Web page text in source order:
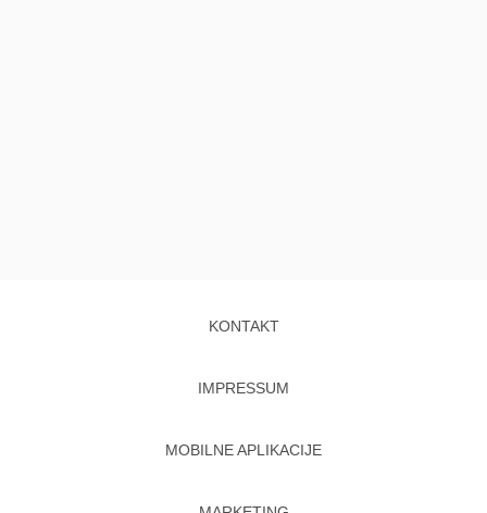
KONTAKT
IMPRESSUM
MOBILNE APLIKACIJE